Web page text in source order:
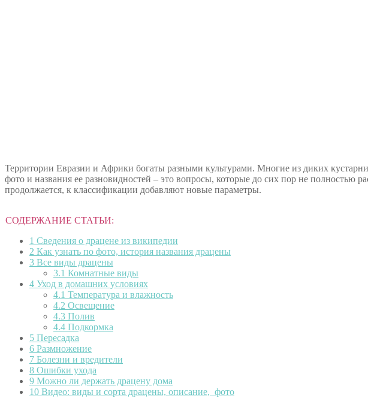
Территории Евразии и Африки богаты разными культурами. Многие из диких
фото и названия ее разновидностей – это вопросы, которые до сих пор не полностью
продолжается, к классификации добавляют новые параметры.
СОДЕРЖАНИЕ СТАТЬИ:
1 Сведения о драцене из википедии
2 Как узнать по фото, история названия драцены
3 Все виды драцены
3.1 Комнатные виды
4 Уход в домашних условиях
4.1 Температура и влажность
4.2 Освещение
4.3 Полив
4.4 Подкормка
5 Пересадка
6 Размножение
7 Болезни и вредители
8 Ошибки ухода
9 Можно ли держать драцену дома
10 Видео: виды и сорта драцены, описание, фото